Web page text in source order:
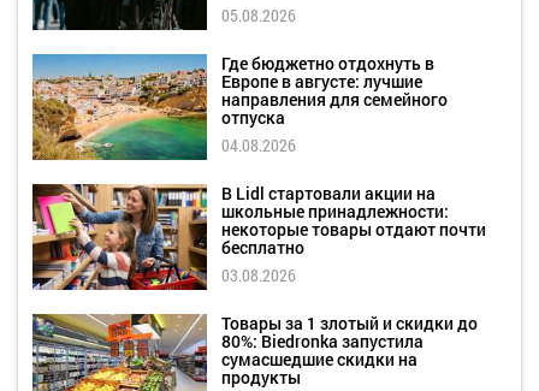
05.08.2026
Где бюджетно отдохнуть в
Европе в августе: лучшие
направления для семейного
отпуска
04.08.2026
В Lidl стартовали акции на
школьные принадлежности:
некоторые товары отдают почти
бесплатно
03.08.2026
Товары за 1 злотый и скидки до
80%: Biedronka запустила
сумасшедшие скидки на
продукты